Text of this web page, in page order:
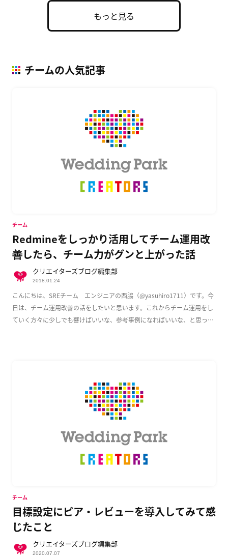
もっと見る
チームの人気記事
Redmineをしっかり活用してチーム運用改
善したら、チーム力がグンと上がった話
こんにちは、SREチーム エンジニアの西脇（@yasuhiro1711）です。今
日は、チーム運用改善の話をしたいと思います。これからチーム運用をし
ていく方々に少しでも響けばいいな、参考事例になればいいな、と思って
チーム
クリエイターズブログ編集部
2018.01.24
目標設定にピア・レビューを導入してみて感
じたこと
チーム
クリエイターズブログ編集部
2020.07.07